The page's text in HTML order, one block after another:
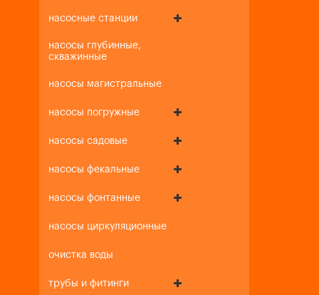
насосные станции
насосы глубинные,
скважинные
насосы магистральные
насосы погружные
насосы садовые
насосы фекальные
насосы фонтанные
насосы циркуляционные
очистка воды
трубы и фитинги